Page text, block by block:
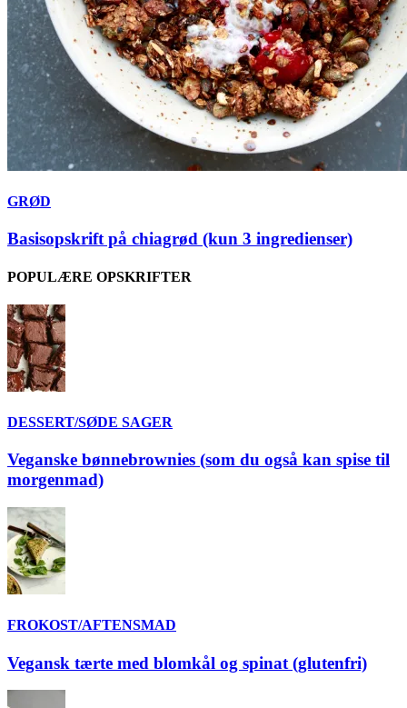
GRØD
Basisopskrift på chiagrød (kun 3 ingredienser)
POPULÆRE OPSKRIFTER
DESSERT/SØDE SAGER
Veganske bønnebrownies (som du også kan spise til
morgenmad)
FROKOST/AFTENSMAD
Vegansk tærte med blomkål og spinat (glutenfri)